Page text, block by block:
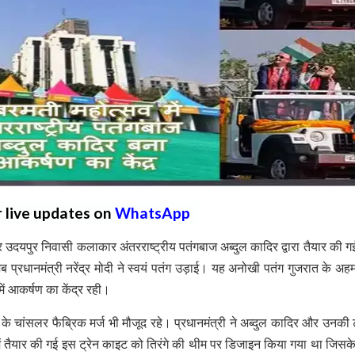
live updates on WhatsApp
निवासी कलाकार अंतरराष्ट्रीय पतंगबाज अब्दुल कादिर द्वारा तैयार की
प्रधानमंत्री नरेंद्र मोदी ने स्वयं पतंग उड़ाई। यह अनोखी पतंग गुजरात के
में आकर्षण का केंद्र रही।
के चांसलर फैब्रिक मर्ज भी मौजूद रहे। प्रधानमंत्री ने अब्दुल कादिर और उनकी
की गई इस ट्रेन काइट को तिरंगे की थीम पर डिजाइन किया गया था